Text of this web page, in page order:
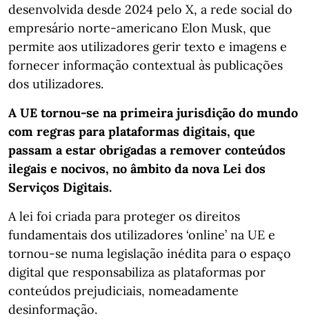
desenvolvida desde 2024 pelo X, a rede social do
empresário norte-americano Elon Musk, que
permite aos utilizadores gerir texto e imagens e
fornecer informação contextual às publicações
dos utilizadores.
A UE tornou-se na primeira jurisdição do mundo
com regras para plataformas digitais, que
passam a estar obrigadas a remover conteúdos
ilegais e nocivos, no âmbito da nova Lei dos
Serviços Digitais.
A lei foi criada para proteger os direitos
fundamentais dos utilizadores ‘online’ na UE e
tornou-se numa legislação inédita para o espaço
digital que responsabiliza as plataformas por
conteúdos prejudiciais, nomeadamente
desinformação.